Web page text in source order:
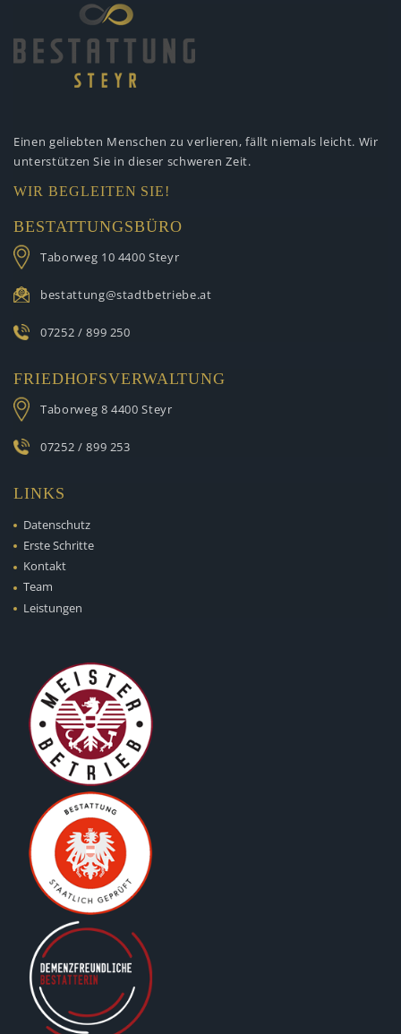
Einen geliebten Menschen zu verlieren, fällt niemals leicht. Wir
unterstützen Sie in dieser schweren Zeit.
WIR BEGLEITEN SIE!
BESTATTUNGSBÜRO
Taborweg 10 4400 Steyr
bestattung@stadtbetriebe.at
07252 / 899 250
FRIEDHOFSVERWALTUNG
Taborweg 8 4400 Steyr
07252 / 899 253
LINKS
Datenschutz
Erste Schritte
Kontakt
Team
Leistungen